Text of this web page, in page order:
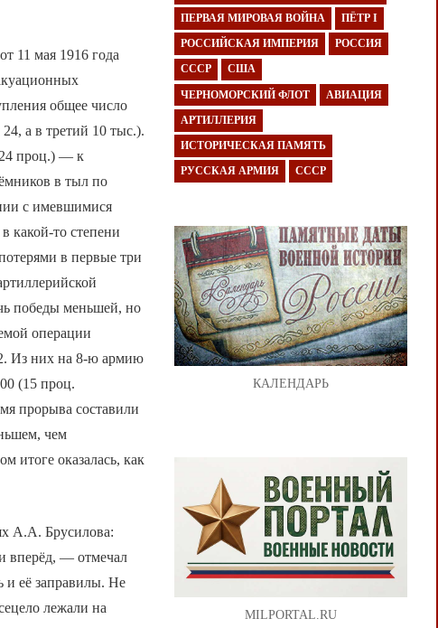
11 мая 1916 года
общее число
а в третий 10 тыс.).
проц.) — к
в тыл по
с имевшимися
какой-то степени
в первые три
победы меньшей, но
операции
Из них на 8-ю армию
(15 проц.
прорыва составили
чем
итоге оказалась, как
А.А. Брусилова:
вперёд, — отмечал
и её заправилы. Не
лежали на
ПЕРВАЯ МИРОВАЯ ВОЙНА ПЁТР I
РОССИЙСКАЯ ИМПЕРИЯ РОССИЯ
СССР США
ЧЕРНОМОРСКИЙ ФЛОТ АВИАЦИЯ
АРТИЛЛЕРИЯ
ИСТОРИЧЕСКАЯ ПАМЯТЬ
РУССКАЯ АРМИЯ СССР
КАЛЕНДАРЬ
MILPORTAL.RU